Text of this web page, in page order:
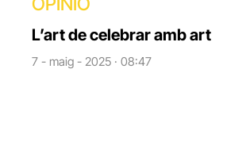
L’art de celebrar amb art
7 - maig - 2025 · 08:47